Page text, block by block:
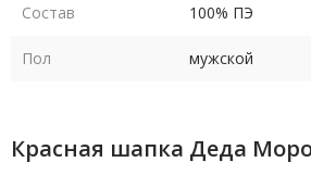
Состав 100% ПЭ
Пол мужской
Красная шапка Деда